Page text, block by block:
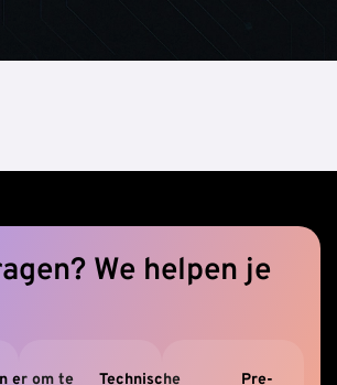
We helpen je
er om te
Technische
Pre-